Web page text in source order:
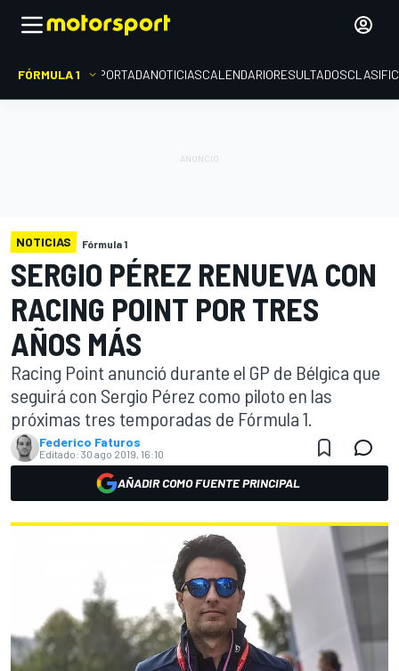
FÓRMULA 1 PORTADANOTICIASCALENDARIORESULTADOS
NOTICIAS Fórmula 1
SERGIO PÉREZ RENUEVA CON
RACING POINT POR TRES
AÑOS MÁS
Racing Point anunció durante el GP de Bélgica que
seguirá con Sergio Pérez como piloto en las
próximas tres temporadas de Fórmula 1.
Federico Faturos
Editado: 30 ago 2019, 16:10
AÑADIR COMO FUENTE PRINCIPAL